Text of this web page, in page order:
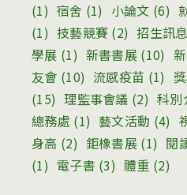
(1) 宿舍 (1) 小論文 (6)
(1) 技藝競賽 (2) 招生訊息
學展 (1) 新書書展 (10)
友會 (10) 流感疫苗 (1)
(15) 理監事會議 (2) 科別
總務處 (1) 藝文活動 (4)
身高 (2) 鉅橡書展 (1) 閱
(1) 電子書 (3) 體重 (2)